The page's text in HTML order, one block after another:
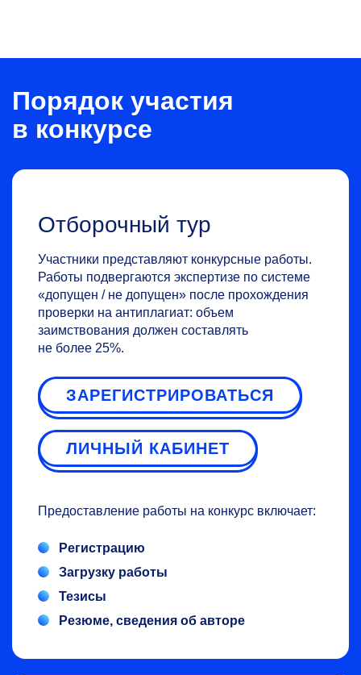
Порядок участия
в конкурсе
Отборочный тур
Участники представляют конкурсные работы.
Работы подвергаются экспертизе по системе
«допущен / не допущен» после прохождения
проверки на антиплагиат: объем
заимствования должен составлять
не более 25%.
ЗАРЕГИСТРИРОВАТЬСЯ
ЛИЧНЫЙ КАБИНЕТ
Предоставление работы на конкурс включает:
Регистрацию
Загрузку работы
Тезисы
Резюме, сведения об авторе